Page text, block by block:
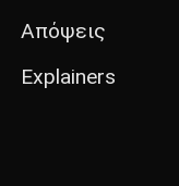
Απόψεις
Explainers